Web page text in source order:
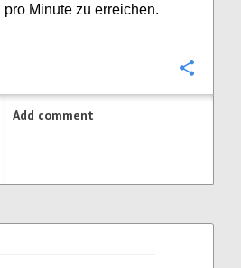
Minute zu erreichen.
Add comment